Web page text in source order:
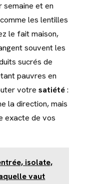
semaine et en
les lentilles
le fait maison,
souvent les
sucrés de
pauvres en
votre satiété:
la direction, mais
exacte de vos
isolate,
vaut